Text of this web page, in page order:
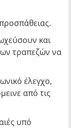
και
τραπεζών να
έλεγχο,
από τις
υπό